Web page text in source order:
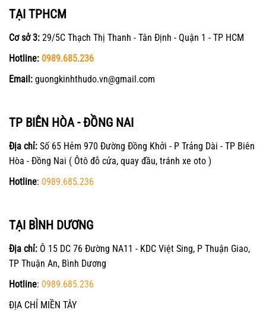
TẠI TPHCM
Cơ sở 3: 29/5C Thạch Thị Thanh - Tân Định - Quận 1 - TP HCM
Hotline: 0989.685.236
Email: guongkinhthudo.vn@gmail.com
TP BIÊN HÒA - ĐỒNG NAI
Địa chỉ: Số 65 Hẻm 970 Đường Đồng Khởi - P Trảng Dài - TP Biên
Hòa - Đồng Nai ( Ôtô đỗ cửa, quay đầu, tránh xe oto )
Hotline: 0989.685.236
TẠI BÌNH DƯƠNG
Địa chỉ: Ô 15 DC 76 Đường NA11 - KDC Việt Sing, P Thuận Giao,
TP Thuận An, Bình Dương
Hotline: 0989.685.236
ĐỊA CHỈ MIỀN TÂY